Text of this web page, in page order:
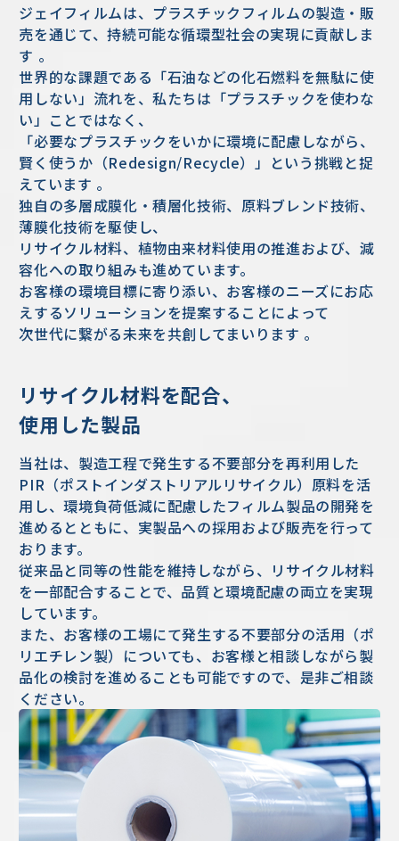
ジェイフィルムは、プラスチックフィルムの製造・販
売を通じて、持続可能な循環型社会の実現に貢献しま
す 。
世界的な課題である「石油などの化石燃料を無駄に使
用しない」流れを、私たちは「プラスチックを使わな
い」ことではなく、
「必要なプラスチックをいかに環境に配慮しながら、
賢く使うか（Redesign/Recycle）」という挑戦と捉
えています 。
独自の多層成膜化・積層化技術、原料ブレンド技術、
薄膜化技術を駆使し、
リサイクル材料、植物由来材料使用の推進および、減
容化への取り組みも進めています。
お客様の環境目標に寄り添い、お客様のニーズにお応
えするソリューションを提案することによって
次世代に繋がる未来を共創してまいります 。
リサイクル材料を配合、
使用した製品
当社は、製造工程で発生する不要部分を再利用した
PIR（ポストインダストリアルリサイクル）原料を活
用し、環境負荷低減に配慮したフィルム製品の開発を
進めるとともに、実製品への採用および販売を行って
おります。
従来品と同等の性能を維持しながら、リサイクル材料
を一部配合することで、品質と環境配慮の両立を実現
しています。
また、お客様の工場にて発生する不要部分の活用（ポ
リエチレン製）についても、お客様と相談しながら製
品化の検討を進めることも可能ですので、是非ご相談
ください。